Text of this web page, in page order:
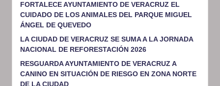
FORTALECE AYUNTAMIENTO DE VERACRUZ EL
CUIDADO DE LOS ANIMALES DEL PARQUE MIGUEL
ÁNGEL DE QUEVEDO
LA CIUDAD DE VERACRUZ SE SUMA A LA JORNADA
NACIONAL DE REFORESTACIÓN 2026
RESGUARDA AYUNTAMIENTO DE VERACRUZ A
CANINO EN SITUACIÓN DE RIESGO EN ZONA NORTE
DE LA CIUDAD